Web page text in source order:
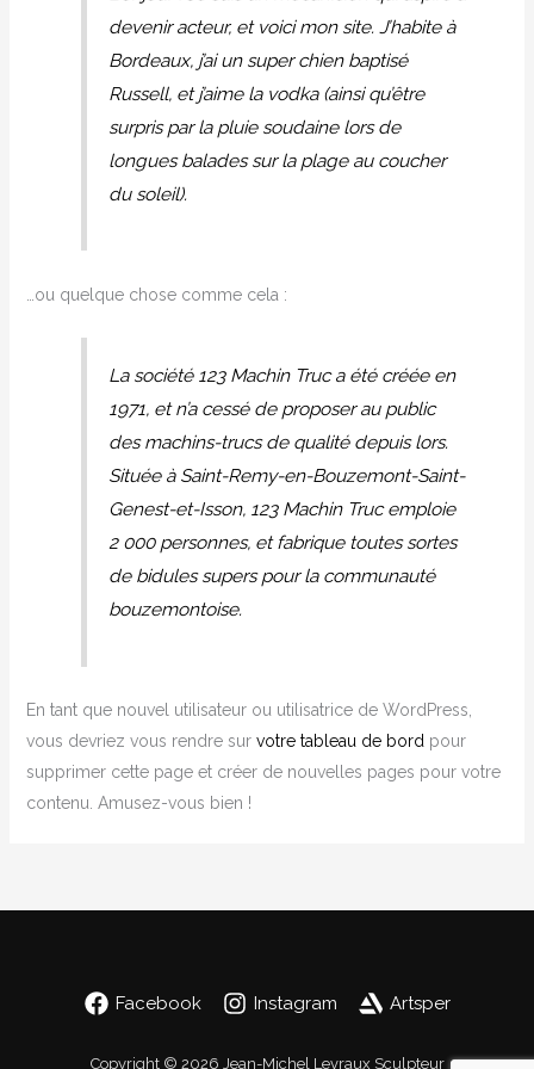
devenir acteur, et voici mon site. J’habite à
Bordeaux, j’ai un super chien baptisé
Russell, et j’aime la vodka (ainsi qu’être
surpris par la pluie soudaine lors de
longues balades sur la plage au coucher
du soleil).
…ou quelque chose comme cela :
La société 123 Machin Truc a été créée en
1971, et n’a cessé de proposer au public
des machins-trucs de qualité depuis lors.
Située à Saint-Remy-en-Bouzemont-Saint-
Genest-et-Isson, 123 Machin Truc emploie
2 000 personnes, et fabrique toutes sortes
de bidules supers pour la communauté
bouzemontoise.
En tant que nouvel utilisateur ou utilisatrice de WordPress,
vous devriez vous rendre sur votre tableau de bord pour
supprimer cette page et créer de nouvelles pages pour votre
contenu. Amusez-vous bien !
Facebook Instagram Artsper
Copyright © 2026 Jean-Michel Levraux Sculpteur